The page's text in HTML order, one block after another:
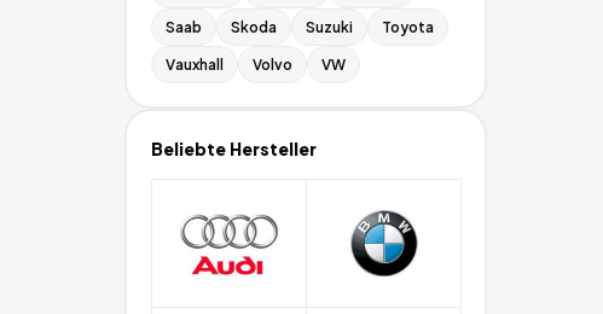
Saab Skoda Suzuki Toyota
Vauxhall Volvo VW
Beliebte Hersteller